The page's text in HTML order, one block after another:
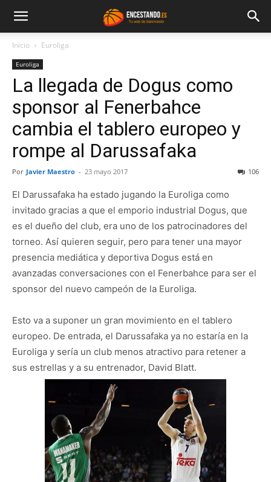
Inicio Euroliga
Euroliga
La llegada de Dogus como
sponsor al Fenerbahce
cambia el tablero europeo y
rompe al Darussafaka
Por Javier Maestro - 23 mayo 2017 106
El Darussafaka ha estado jugando la Euroliga como
invitado gracias a que el emporio industrial Dogus, que
es el dueño del club, era uno de los patrocinadores del
torneo. Así quieren seguir, pero para tener una mayor
presencia mediática y deportiva Dogus está en
avanzadas conversaciones con el Fenerbahce para ser el
sponsor del nuevo campeón de la Euroliga.
Esto va a suponer un gran movimiento en el tablero
europeo. De entrada, el Darussafaka ya no estaría en la
Euroliga y sería un club menos atractivo para retener a
sus estrellas y a su entrenador, David Blatt.